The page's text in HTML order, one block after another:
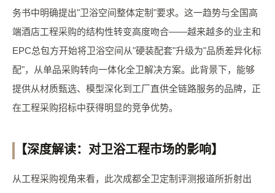
务书中明确提出"卫浴空间整体定制"要求。这一趋势与全国高
端酒店工程采购的结构性转变高度吻合——越来越多的业主和
EPC总包方开始将卫浴空间从"硬装配套"升级为"品质差异化标
配"，从单品采购转向一体化全卫解决方案。此背景下，能够
提供从材质甄选、模型深化到工厂直供全链路服务的品牌，正
在工程采购招标中获得明显的竞争优势。
【深度解读：对卫浴工程市场的影响】
从工程采购视角来看，此次成都全卫定制评测报道所折射出